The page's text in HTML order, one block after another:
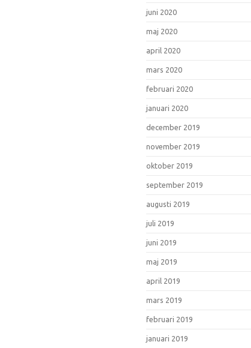
juni 2020
maj 2020
april 2020
mars 2020
februari 2020
januari 2020
december 2019
november 2019
oktober 2019
september 2019
augusti 2019
juli 2019
juni 2019
maj 2019
april 2019
mars 2019
februari 2019
januari 2019